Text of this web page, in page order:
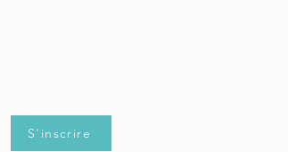
S'inscrire